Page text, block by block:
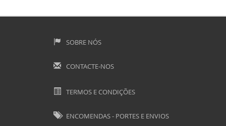
SOBRE NÓS
CONTACTE-NOS
TERMOS E CONDIÇÕES
ENCOMENDAS - PORTES E ENVIOS